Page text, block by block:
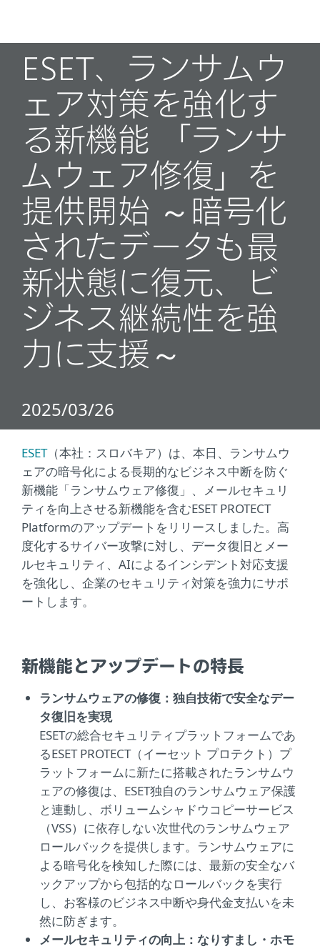
ESET、ランサムウ
ェア対策を強化す
る新機能 「ランサ
ムウェア修復」を
提供開始 ～暗号化
されたデータも最
新状態に復元、ビ
ジネス継続性を強
力に支援～
2025/03/26
ESET（本社：スロバキア）は、本日、ランサムウ
ェアの暗号化による長期的なビジネス中断を防ぐ
新機能「ランサムウェア修復」、メールセキュリ
ティを向上させる新機能を含むESET PROTECT
Platformのアップデートをリリースしました。高
度化するサイバー攻撃に対し、データ復旧とメー
ルセキュリティ、AIによるインシデント対応支援
を強化し、企業のセキュリティ対策を強力にサポ
ートします。
新機能とアップデートの特長
ランサムウェアの修復：独自技術で安全なデー
タ復旧を実現
ESETの総合セキュリティプラットフォームであ
るESET PROTECT（イーセット プロテクト）プ
ラットフォームに新たに搭載されたランサムウ
ェアの修復は、ESET独自のランサムウェア保護
と連動し、ボリュームシャドウコピーサービス
（VSS）に依存しない次世代のランサムウェア
ロールバックを提供します。ランサムウェアに
よる暗号化を検知した際には、最新の安全なバ
ックアップから包括的なロールバックを実行
し、お客様のビジネス中断や身代金支払いを未
然に防ぎます。
メールセキュリティの向上：なりすまし・ホモ